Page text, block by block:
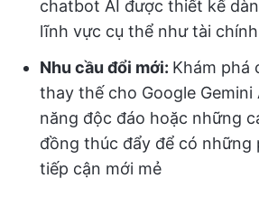
chatbot AI được thiết kế
lĩnh vực cụ thể như tài
Nhu cầu đổi mới: Khám phá
thay thế cho Google Gemini
năng độc đáo hoặc những
đồng thúc đẩy để có những
tiếp cận mới mẻ